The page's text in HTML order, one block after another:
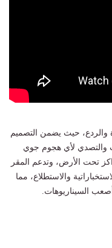
حيث يضمن التصميم
والتصدي لأي هجوم جوي
تحت الأرض، وتدعم المقر
والاستطلاع، مما
السيناريوهات.